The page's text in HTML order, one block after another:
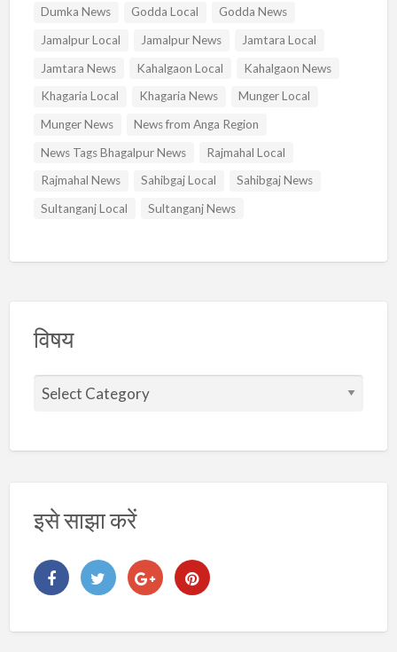
Dumka News
Godda Local
Godda News
Jamalpur Local
Jamalpur News
Jamtara Local
Jamtara News
Kahalgaon Local
Kahalgaon News
Khagaria Local
Khagaria News
Munger Local
Munger News
News from Anga Region
News Tags Bhagalpur News
Rajmahal Local
Rajmahal News
Sahibgaj Local
Sahibgaj News
Sultanganj Local
Sultanganj News
विषय
इसे साझा करें